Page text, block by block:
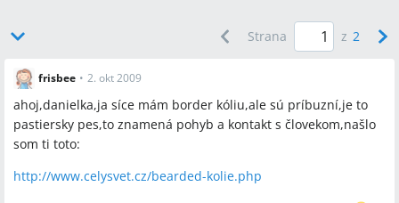
Strana z 2
frisbee • 2. okt 2009
ahoj,danielka,ja síce mám border kóliu,ale sú príbuzní,je to
pastiersky pes,to znamená pohyb a kontakt s človekom,našlo
som ti toto:
http://www.celysvet.cz/bearded-kolie.php